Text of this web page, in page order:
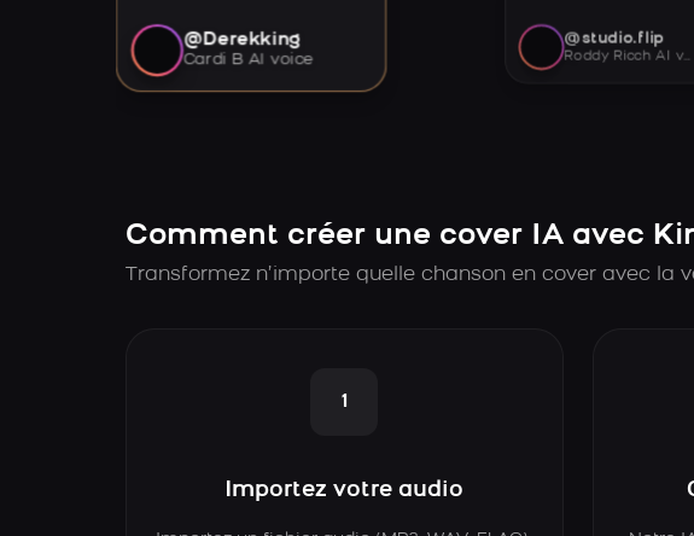
@Derekking
Cardi B AI voice
@studio.flip
Roddy Ricch AI
Comment créer une cover IA avec
Transformez n’importe quelle chanson en cover avec la
1
Importez votre audio